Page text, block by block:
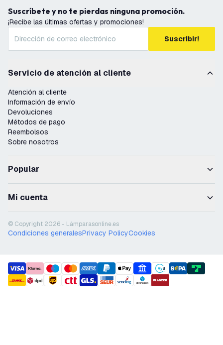
Suscríbete y no te pierdas ninguna promoción.
¡Recibe las últimas ofertas y promociones!
Suscribir!
Servicio de atención al cliente
Atención al cliente
Información de envío
Devoluciones
Métodos de pago
Reembolsos
Sobre nosotros
Popular
Mi cuenta
© Copyright 2026 - Lámparasonline.es
Condiciones generalesPrivacy PolicyCookies
payment methods
shipment methods